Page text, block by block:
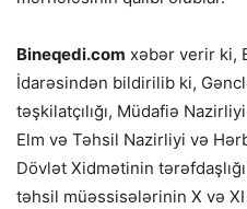
Bineqedi.com xəbər verir ki,
İdarəsindən bildirilib ki,
təşkilatçılığı, Müdafiə
Elm və Təhsil Nazirliyi və
Dövlət Xidmətinin
təhsil müəssisələrinin X və